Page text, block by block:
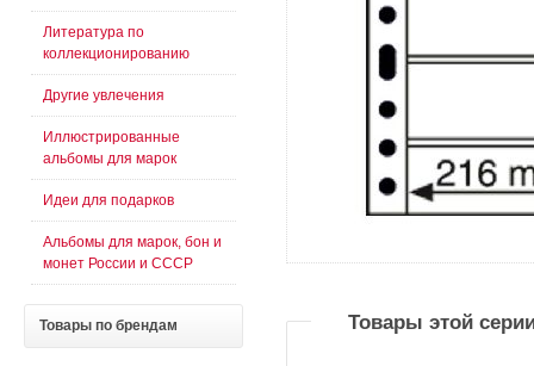
Товары этой
Литература по
коллекционированию
Другие увлечения
Иллюстрированные
альбомы для марок
Идеи для подарков
Альбомы для марок, бон и
монет России и СССР
Товары по брендам